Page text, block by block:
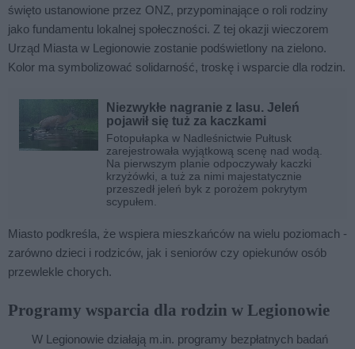
święto ustanowione przez ONZ, przypominające o roli rodziny
jako fundamentu lokalnej społeczności. Z tej okazji wieczorem
Urząd Miasta w Legionowie zostanie podświetlony na zielono.
Kolor ma symbolizować solidarność, troskę i wsparcie dla rodzin.
Niezwykłe nagranie z lasu. Jeleń
pojawił się tuż za kaczkami
Fotopułapka w Nadleśnictwie Pułtusk
zarejestrowała wyjątkową scenę nad wodą.
Na pierwszym planie odpoczywały kaczki
krzyżówki, a tuż za nimi majestatycznie
przeszedł jeleń byk z porożem pokrytym
scypułem.
Miasto podkreśla, że wspiera mieszkańców na wielu poziomach -
zarówno dzieci i rodziców, jak i seniorów czy opiekunów osób
przewlekle chorych.
Programy wsparcia dla rodzin w Legionowie
W Legionowie działają m.in. programy bezpłatnych badań